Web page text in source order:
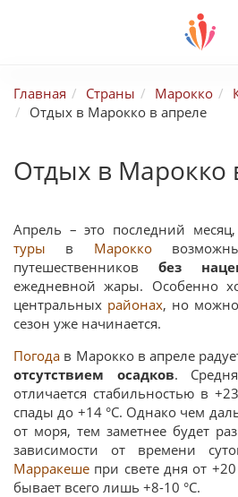
Главная Страны Марокко
Отдых в Марокко в апреле
Отдых в Марокко
Апрель – это последний месяц,
туры в Марокко
путешественников без
ежедневной жары. Особенно
центральных районах, но можно
сезон уже начинается.
Погода в Марокко в апреле
отсутствием осадков.
отличается стабильностью в
спады до +14 °С. Однако чем
от моря, тем заметнее будет
зависимости от времени
Марракеше при свете дня от
бывает всего лишь +8-10 °С.